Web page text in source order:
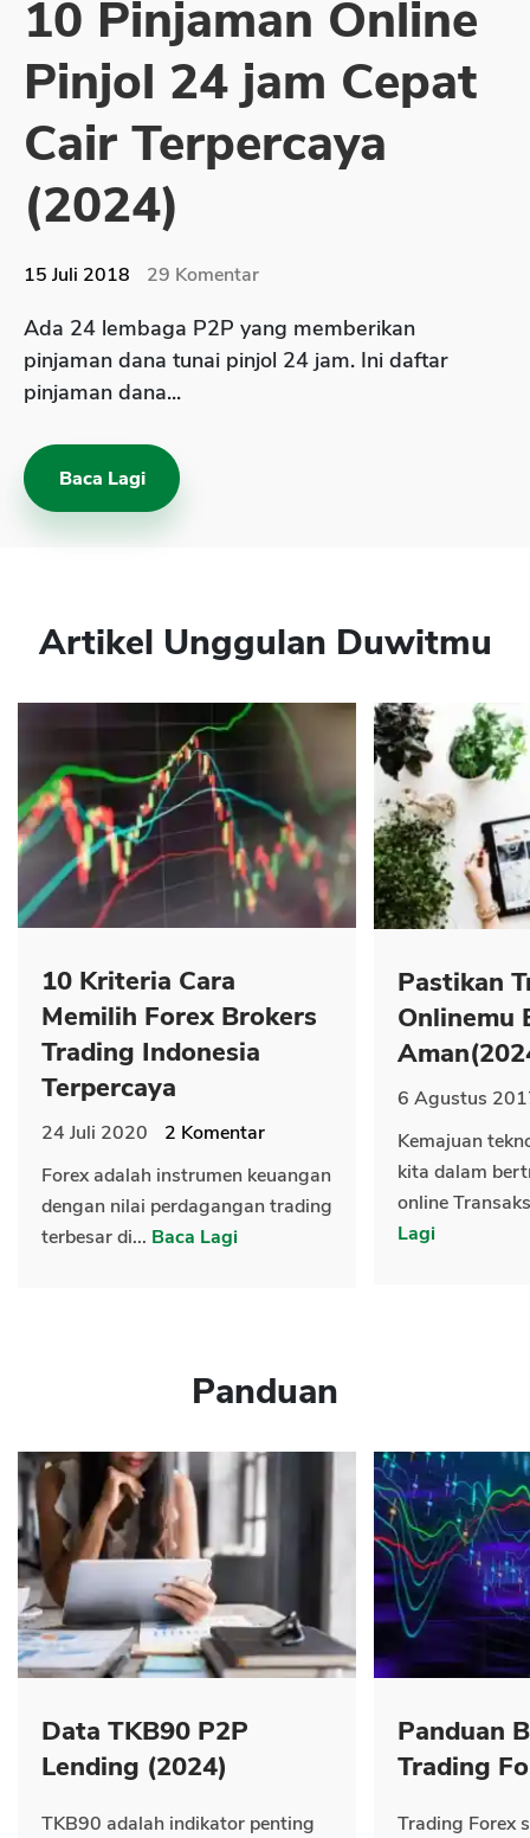
Sekuritas Saham
Bank Digital
Crypto
Assets Crypto
Exchange
Asuransi Kesehatan
Asuransi Syariah
10 Pinjaman Online
Pinjol 24 jam Cepat
Cair Terpercaya
(2024)
15 Juli 2018 29 Komentar
Ada 24 lembaga P2P yang memberikan
pinjaman dana tunai pinjol 24 jam. Ini daftar
pinjaman dana...
Baca Lagi
Artikel Unggulan Duwitmu
10 Kriteria Cara
Memilih Forex Brokers
Trading Indonesia
Terpercaya
24 Juli 2020 2 Komentar
Forex adalah instrumen keuangan
dengan nilai perdagangan trading
terbesar di... Baca Lagi
Pastikan
Onlinemu
6 Agustus
Kemajuan
kita dalam
online
Lagi
Panduan
Data TKB90 P2P
Lending (2024)
TKB90 adalah indikator penting
Panduan
Trading
Trading Forex